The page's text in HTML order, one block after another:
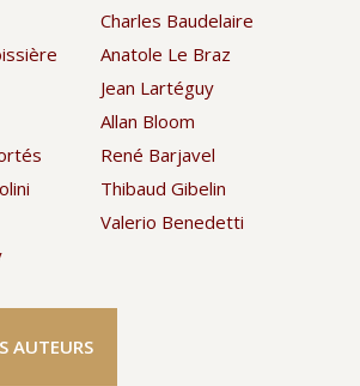
Charles Baudelaire
Anatole Le Braz
Jean Lartéguy
Allan Bloom
René Barjavel
Thibaud Gibelin
Valerio Benedetti
AUTEURS